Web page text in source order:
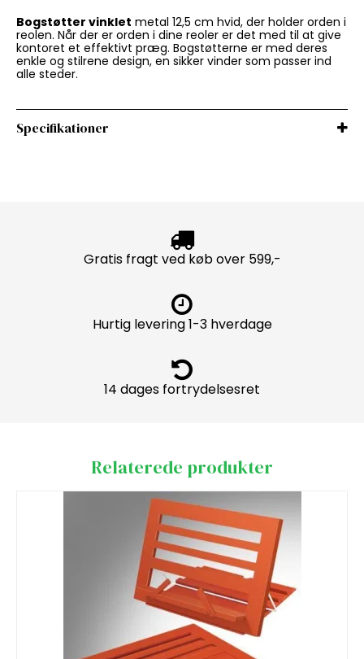
Bogstøtter vinklet metal 12,5 cm hvid, der holder orden i
reolen. Når der er orden i dine reoler er det med til at give
kontoret et effektivt præg. Bogstøtterne er med deres
enkle og stilrene design, en sikker vinder som passer ind
alle steder.
Specifikationer
Gratis fragt ved køb over 599,-
Hurtig levering 1-3 hverdage
14 dages fortrydelsesret
Relaterede produkter